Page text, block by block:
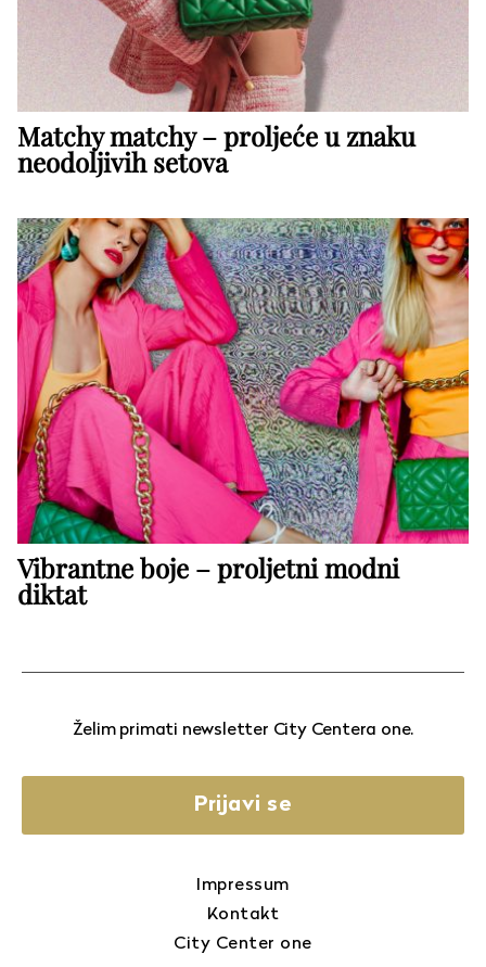
Matchy matchy – proljeće u znaku
neodoljivih setova
Vibrantne boje – proljetni modni
diktat
Želim primati newsletter City Centera one.
Prijavi se
Impressum
Kontakt
City Center one